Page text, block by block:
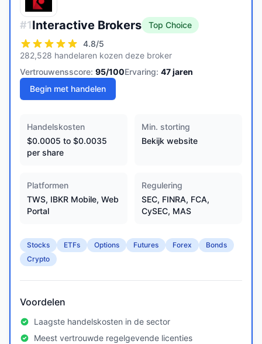
#1Interactive Brokers
Top Choice
4.8/5
282,528 handelaren kozen deze broker
Vertrouwensscore: 95/100Ervaring: 47jaren
Begin met handelen
Handelskosten
$0.0005 to $0.0035
per share
Min. storting
Bekijk website
Platformen
TWS, IBKR Mobile, Web
Portal
Regulering
SEC, FINRA, FCA,
CySEC, MAS
Stocks ETFs Options Futures Forex
Bonds
Crypto
Voordelen
Laagste handelskosten in de sector
Meest vertrouwde regelgevende licenties